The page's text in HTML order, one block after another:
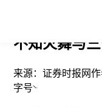
不知火舞与
来源： 证券时报网作
字号